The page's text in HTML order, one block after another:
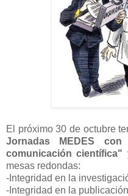
El próximo 30 de octubre
Jornadas MEDES
comunicación científica"
mesas redondas:
-Integridad en la
-Integridad en la